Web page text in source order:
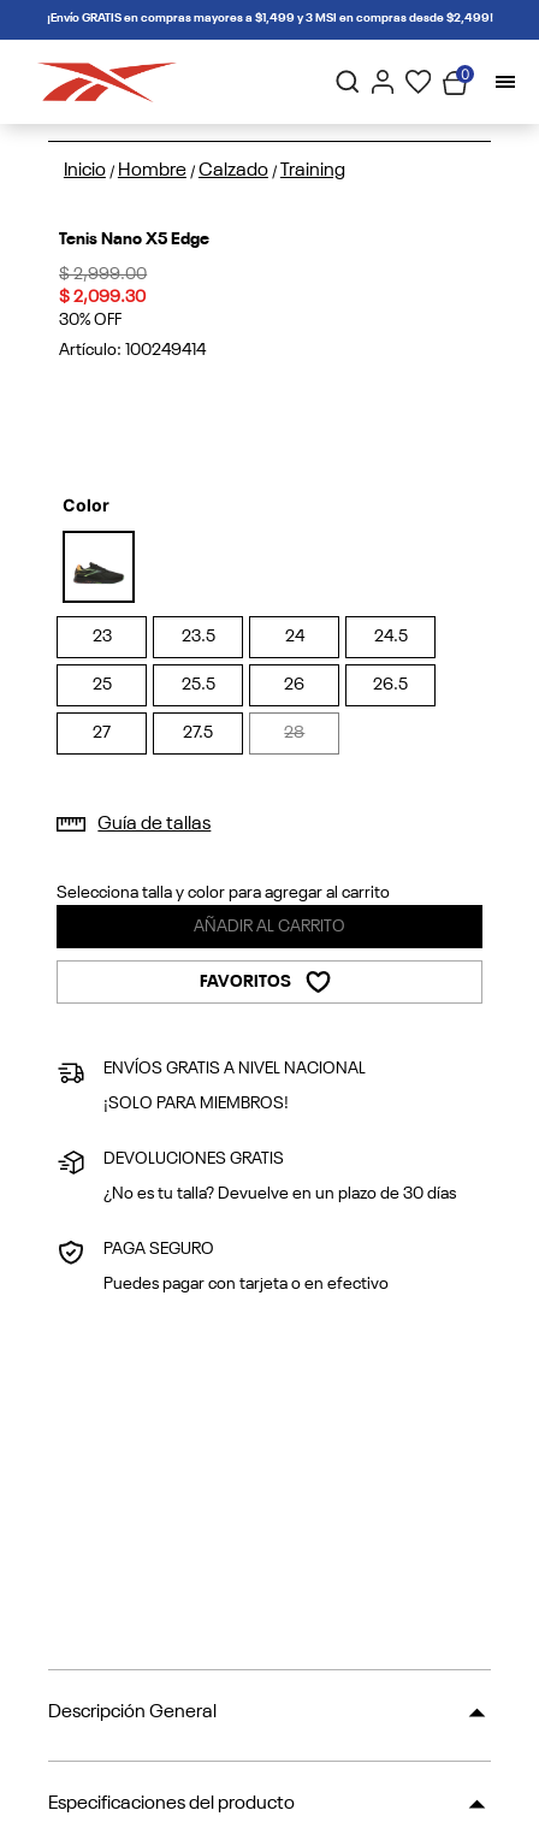
connectif¡Envío GRATIS en compras mayores a $1,499 y 3 MSI en compras desde $2,499!
0
Inicio / Hombre / Calzado / Training
Tenis Nano X5 Edge
Price reduced from
$ 2,999.00to
$ 2,099.30
30% OFF
Artículo: 100249414
Color
selected
23 23.5 24 24.5
25 25.5 26 26.5
27 27.5 28
Guía de tallas
Selecciona talla y color para agregar al carrito
AÑADIR AL CARRITO
FAVORITOS
ENVÍOS GRATIS A NIVEL NACIONAL
¡SOLO PARA MIEMBROS!
DEVOLUCIONES GRATIS
¿No es tu talla? Devuelve en un plazo de 30 días
PAGA SEGURO
Puedes pagar con tarjeta o en efectivo
Descripción General
Especificaciones del producto